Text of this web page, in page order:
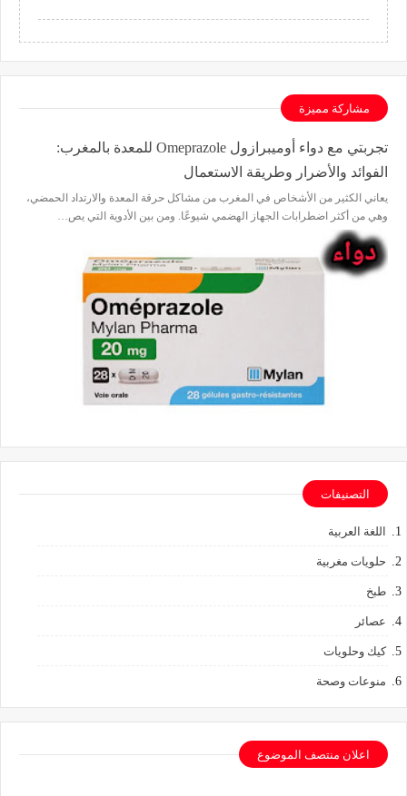
مشاركة مميزة
تجربتي مع دواء أوميبرازول Omeprazole للمعدة بالمغرب:
الفوائد والأضرار وطريقة الاستعمال
يعاني الكثير من الأشخاص في المغرب من مشاكل حرقة المعدة والارتداد الحمضي،
وهي من أكثر اضطرابات الجهاز الهضمي شيوعًا. ومن بين الأدوية التي يص…
التصنيفات
اللغة العربية
حلويات مغربية
طبخ
عصائر
كيك وحلويات
منوعات وصحة
اعلان منتصف الموضوع